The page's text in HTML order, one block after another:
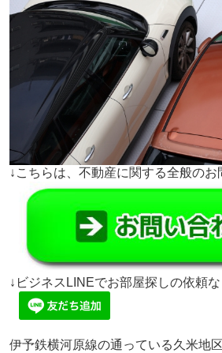
↓こちらは、不動産に関する全般のお
↓ビジネスLINEでお部屋探しの依頼な
伊予鉄横河原線の通っている久米地